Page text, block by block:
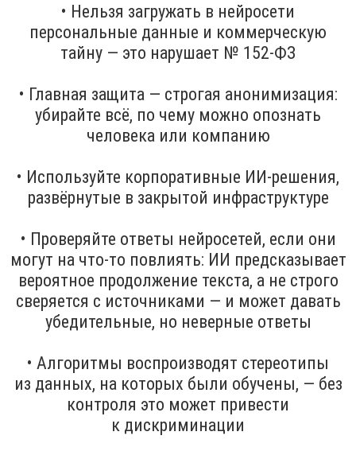
• Нельзя загружать в нейросети
персональные данные и коммерческую
тайну — это нарушает № 152-ФЗ
• Главная защита — строгая анонимизация:
убирайте всё, по чему можно опознать
человека или компанию
• Используйте корпоративные ИИ-решения,
развёрнутые в закрытой инфраструктуре
• Проверяйте ответы нейросетей, если они
могут на что-то повлиять: ИИ предсказывает
вероятное продолжение текста, а не строго
сверяется с источниками — и может давать
убедительные, но неверные ответы
• Алгоритмы воспроизводят стереотипы
из данных, на которых были обучены, — без
контроля это может привести
к дискриминации